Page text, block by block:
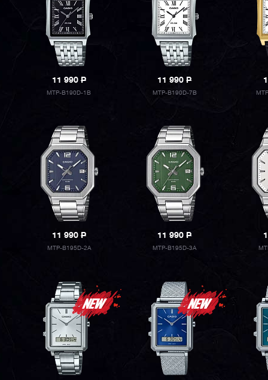
11 990P
MTP-B190D-1B
11 990P
MTP-B190D-7B
11 990P
MTP-B195D-2A
11 990P
MTP-B195D-3A